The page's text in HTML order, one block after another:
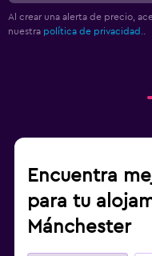
Al crear una alerta de precio,
nuestra política de privacidad.
Encuentra
para tu
Mánchester